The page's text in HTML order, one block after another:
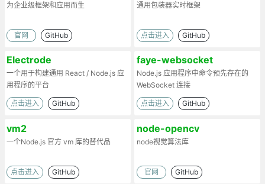
为企业级框架和应用而生
官网 GitHub
通用包装器实时框架
点击进入 GitHub
Electrode
一个用于构建通用 React / Node.js 应
用程序的平台
点击进入 GitHub
faye-websocket
Node.js 应用程序中命令预先存在的
WebSocket 连接
点击进入 GitHub
vm2
一个Node.js 官方 vm 库的替代品
点击进入 GitHub
node-opencv
node视觉算法库
官网 GitHub